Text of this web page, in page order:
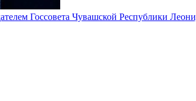
Госсовета Чувашской Республики